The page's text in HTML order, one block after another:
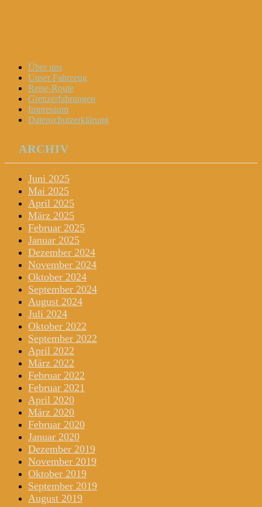
Menu
Widgets
Search
Skip
content
Über uns
Unser Fahrzeug
Reise-Route
Grenzerfahrungen
Impressum
Datenschutzerklärung
ARCHIV
Juni 2025
Mai 2025
April 2025
März 2025
Februar 2025
Januar 2025
Dezember 2024
November 2024
Oktober 2024
September 2024
August 2024
Juli 2024
Oktober 2022
September 2022
April 2022
März 2022
Februar 2022
Februar 2021
April 2020
März 2020
Februar 2020
Januar 2020
Dezember 2019
November 2019
Oktober 2019
September 2019
August 2019